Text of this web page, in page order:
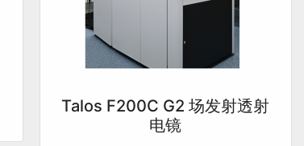
Talos F200C G2 场发射透射
电镜